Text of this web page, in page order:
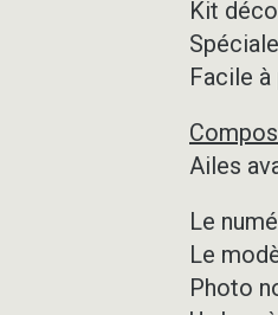
Kit
Facile à
Ailes
Le
Le
Photo